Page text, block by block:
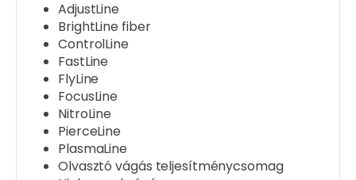
AdjustLine
BrightLine fiber
ControlLine
FastLine
FlyLine
FocusLine
NitroLine
PierceLine
PlasmaLine
Olvasztó vágás teljesítménycsomag